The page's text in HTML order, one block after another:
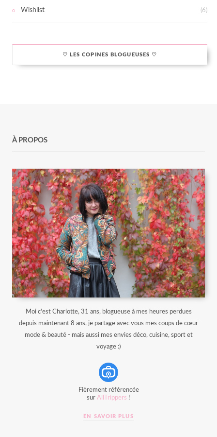
Wishlist (6)
♡ LES COPINES BLOGUEUSES ♡
À PROPOS
Moi c'est Charlotte, 31 ans, blogueuse à mes heures perdues
depuis maintenant 8 ans, je partage avec vous mes coups de cœur
mode & beauté - mais aussi mes envies déco, cuisine, sport et
voyage :)
Fièrement référencée
sur AllTrippers !
EN SAVOIR PLUS